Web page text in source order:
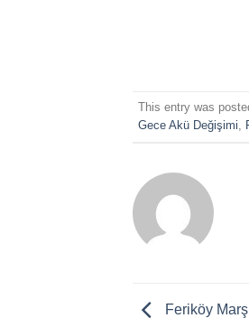
This entry was
Gece Akü Değişimi
Feriköy